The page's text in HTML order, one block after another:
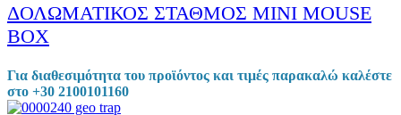
ΔΟΛΩΜΑΤΙΚΟΣ ΣΤΑΘΜΟΣ MINI MOUSE
BOX
Για διαθεσιμότητα του προϊόντος και τιμές παρακαλώ καλέστε
στο +30 2100101160